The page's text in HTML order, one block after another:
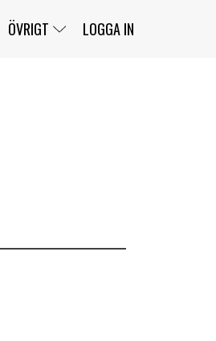
ÖVRIGT
KOMPLETTERA
LOGGA IN